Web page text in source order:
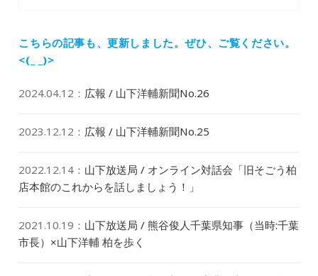
ン
稿:
こちらの記事も、更新しました。ぜひ、ご覧ください。
<(_ _)>
2024.04.12 ： 広報 / 山下洋輔新聞No.26
2023.12.12 ： 広報 / 山下洋輔新聞No.25
2022.12.14 ： 山下放送局 / オンライン対話会「旧そごう柏
店本館のこれからを話しましょう！」
2021.10.19 ： 山下放送局 / 熊谷俊人千葉県知事（当時:千葉
市長）×山下洋輔 柏を歩く